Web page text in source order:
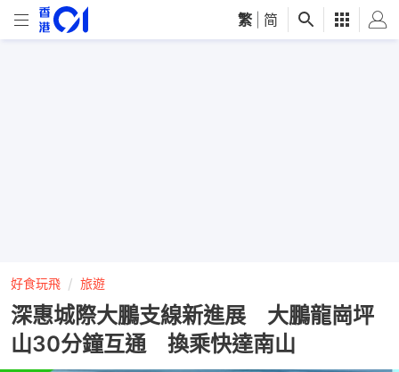
繁 简
好食玩飛 旅遊
深惠城際大鵬支線新進展 大鵬龍崗坪
山30分鐘互通 換乘快達南山